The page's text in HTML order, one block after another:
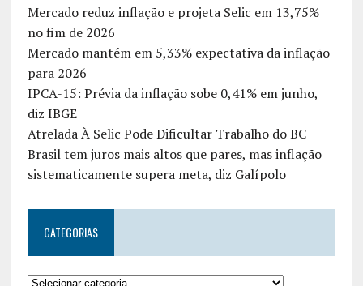
Mercado reduz inflação e projeta Selic em 13,75%
no fim de 2026
Mercado mantém em 5,33% expectativa da inflação
para 2026
IPCA-15: Prévia da inflação sobe 0,41% em junho,
diz IBGE
Atrelada À Selic Pode Dificultar Trabalho do BC
Brasil tem juros mais altos que pares, mas inflação
sistematicamente supera meta, diz Galípolo
CATEGORIAS